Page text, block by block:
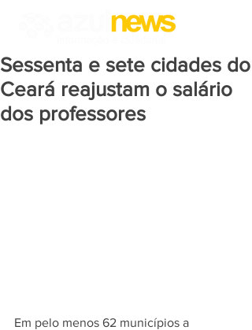
Sessenta e sete cidades do
Ceará reajustam o salário
dos professores
Em pelo menos 62 municípios a